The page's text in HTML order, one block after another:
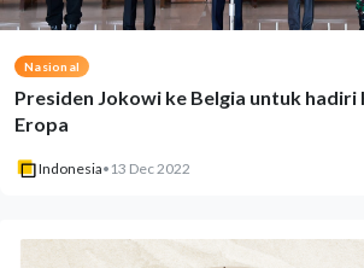
Nasional
Presiden Jokowi ke Belgia untuk hadiri
Eropa
Indonesia• 13 Dec 2022